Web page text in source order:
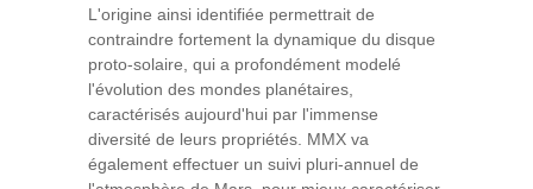
L'origine ainsi identifiée permettrait de
contraindre fortement la dynamique du disque
proto-solaire, qui a profondément modelé
l'évolution des mondes planétaires,
caractérisés aujourd'hui par l'immense
diversité de leurs propriétés. MMX va
également effectuer un suivi pluri-annuel de